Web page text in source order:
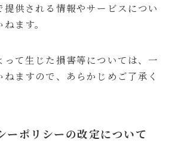
提供される情報やサービスについ
ます。
って生じた損害等については、一
ますので、あらかじめご了承く
ーポリシーの改定について